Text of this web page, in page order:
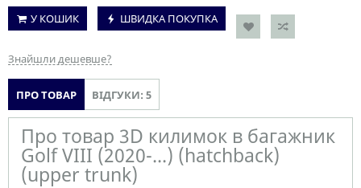
У КОШИК
ШВИДКА ПОКУПКА
Знайшли дешевше?
ПРО ТОВАР ВІДГУКИ: 5
Про товар 3D килимок в багажник
Golf VIII (2020-...) (hatchback)
(upper trunk)